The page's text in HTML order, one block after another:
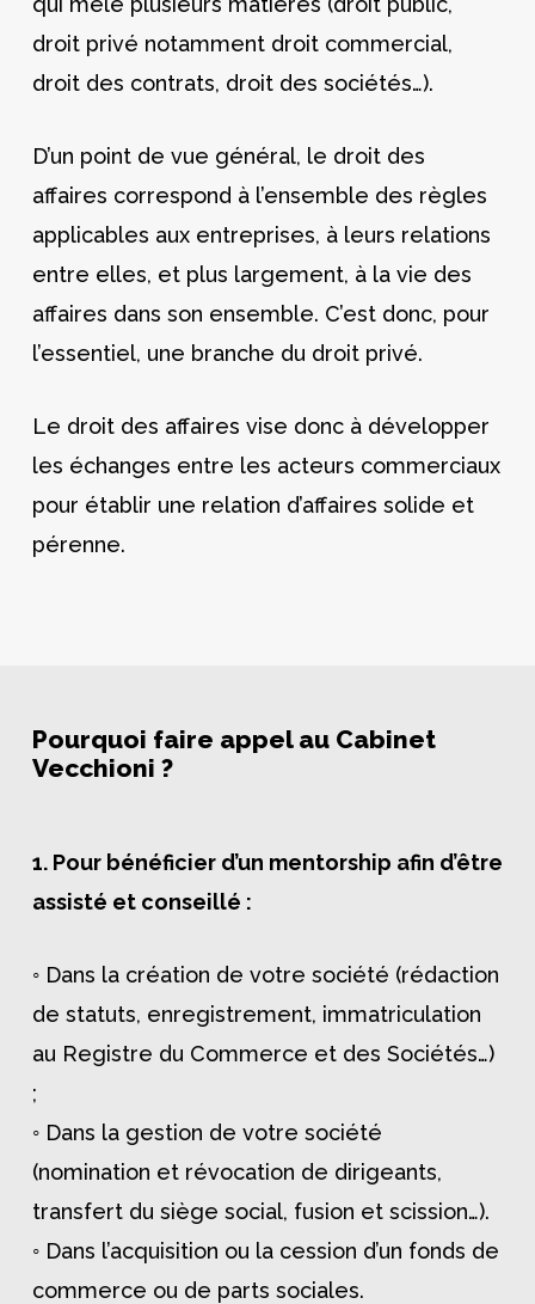
droit privé notamment droit commercial,
droit des contrats, droit des sociétés…).
D’un point de vue général, le droit des
affaires correspond à l’ensemble des règles
applicables aux entreprises, à leurs relations
entre elles, et plus largement, à la vie des
affaires dans son ensemble. C’est donc, pour
l’essentiel, une branche du droit privé.
Le droit des affaires vise donc à développer
les échanges entre les acteurs commerciaux
pour établir une relation d’affaires solide et
pérenne.
Pourquoi faire appel au Cabinet
Vecchioni ?
1. Pour bénéficier d’un mentorship afin d’être
assisté et conseillé :
◦ Dans la création de votre société (rédaction
de statuts, enregistrement, immatriculation
au Registre du Commerce et des Sociétés…)
;
◦ Dans la gestion de votre société
(nomination et révocation de dirigeants,
transfert du siège social, fusion et scission…).
◦ Dans l’acquisition ou la cession d’un fonds de
commerce ou de parts sociales.